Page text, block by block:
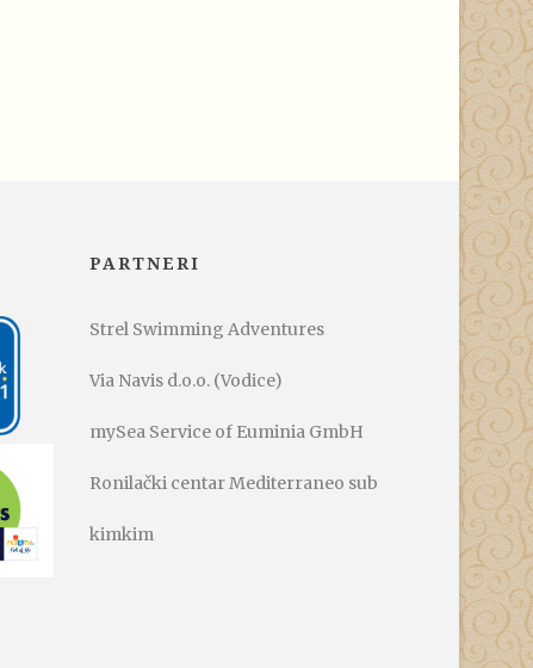
PARTNERI
Strel Swimming Adventures
Via Navis d.o.o. (Vodice)
mySea Service of Euminia GmbH
Ronilački centar Mediterraneo sub
kimkim